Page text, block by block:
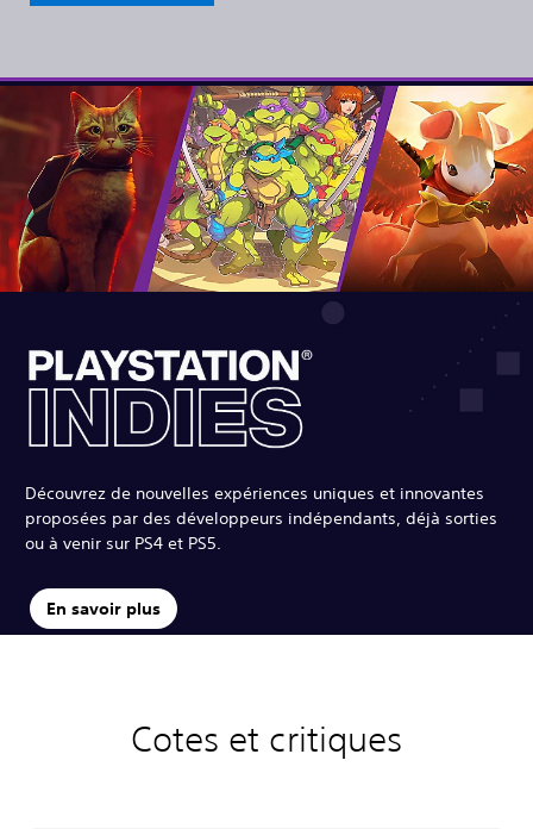
Découvrez de nouvelles expériences uniques et innovantes
proposées par des développeurs indépendants, déjà sorties
ou à venir sur PS4 et PS5.
En savoir plus
Cotes et critiques